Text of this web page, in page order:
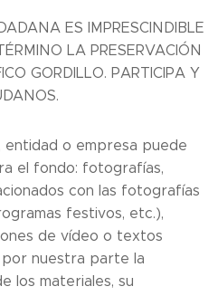
ES IMPRESCINDIBLE
LA PRESERVACIÓN
GORDILLO. PARTICIPA Y
entidad o empresa puede
el fondo: fotografías,
con las fotografías
festivos, etc.),
de vídeo o textos
nuestra parte la
los materiales, su